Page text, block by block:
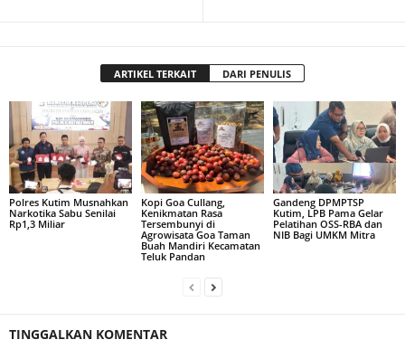
ARTIKEL TERKAIT DARI PENULIS
Polres Kutim Musnahkan
Narkotika Sabu Senilai
Rp1,3 Miliar
Kopi Goa Cullang,
Kenikmatan Rasa
Tersembunyi di
Agrowisata Goa Taman
Buah Mandiri Kecamatan
Teluk Pandan
Gandeng DPMPTSP
Kutim, LPB Pama Gelar
Pelatihan OSS-RBA dan
NIB Bagi UMKM Mitra
TINGGALKAN KOMENTAR